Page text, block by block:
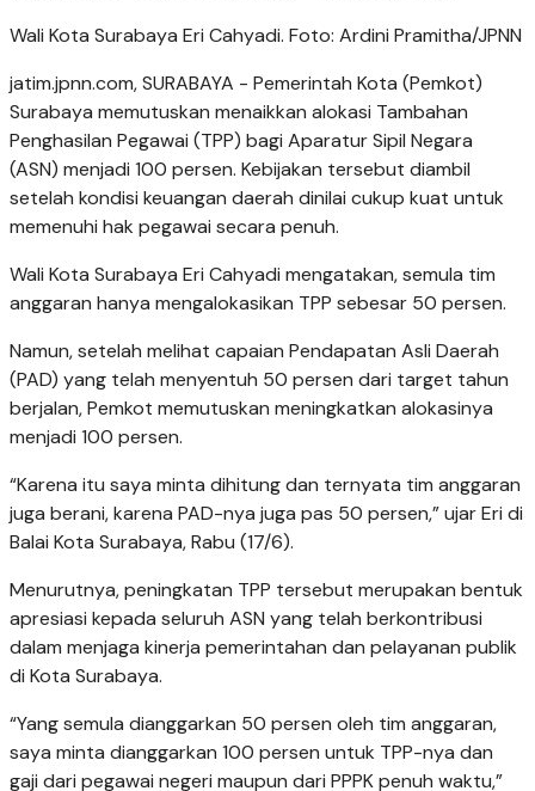
Wali Kota Surabaya Eri Cahyadi. Foto: Ardini Pramitha/JPNN
jatim.jpnn.com, SURABAYA - Pemerintah Kota (Pemkot)
Surabaya memutuskan menaikkan alokasi Tambahan
Penghasilan Pegawai (TPP) bagi Aparatur Sipil Negara
(ASN) menjadi 100 persen. Kebijakan tersebut diambil
setelah kondisi keuangan daerah dinilai cukup kuat untuk
memenuhi hak pegawai secara penuh.
Wali Kota Surabaya Eri Cahyadi mengatakan, semula tim
anggaran hanya mengalokasikan TPP sebesar 50 persen.
Namun, setelah melihat capaian Pendapatan Asli Daerah
(PAD) yang telah menyentuh 50 persen dari target tahun
berjalan, Pemkot memutuskan meningkatkan alokasinya
menjadi 100 persen.
“Karena itu saya minta dihitung dan ternyata tim anggaran
juga berani, karena PAD-nya juga pas 50 persen,” ujar Eri di
Balai Kota Surabaya, Rabu (17/6).
Menurutnya, peningkatan TPP tersebut merupakan bentuk
apresiasi kepada seluruh ASN yang telah berkontribusi
dalam menjaga kinerja pemerintahan dan pelayanan publik
di Kota Surabaya.
“Yang semula dianggarkan 50 persen oleh tim anggaran,
saya minta dianggarkan 100 persen untuk TPP-nya dan
gaji dari pegawai negeri maupun dari PPPK penuh waktu,”